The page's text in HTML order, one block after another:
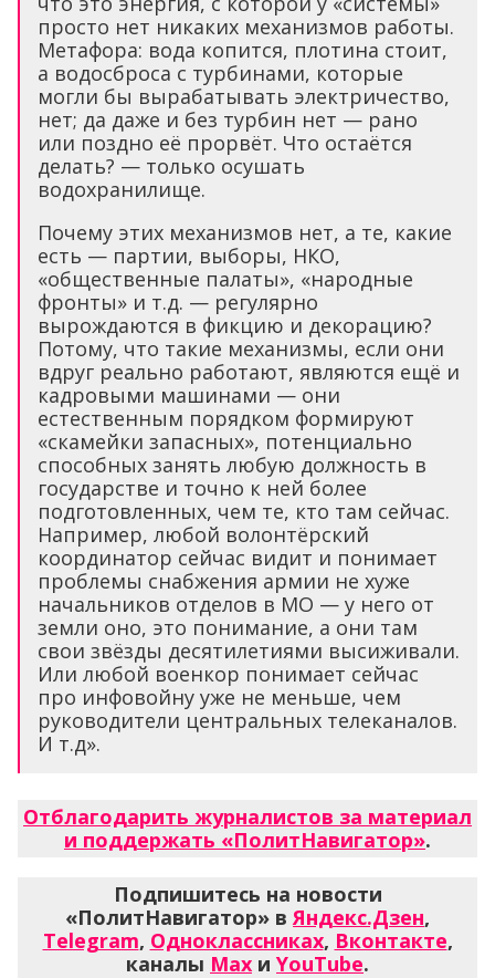
просто нет никаких механизмов работы.
Метафора: вода копится, плотина стоит,
а водосброса с турбинами, которые
могли бы вырабатывать электричество,
нет; да даже и без турбин нет — рано
или поздно её прорвёт. Что остаётся
делать? — только осушать
водохранилище.
Почему этих механизмов нет, а те, какие
есть — партии, выборы, НКО,
«общественные палаты», «народные
фронты» и т.д. — регулярно
вырождаются в фикцию и декорацию?
Потому, что такие механизмы, если они
вдруг реально работают, являются ещё и
кадровыми машинами — они
естественным порядком формируют
«скамейки запасных», потенциально
способных занять любую должность в
государстве и точно к ней более
подготовленных, чем те, кто там сейчас.
Например, любой волонтёрский
координатор сейчас видит и понимает
проблемы снабжения армии не хуже
начальников отделов в МО — у него от
земли оно, это понимание, а они там
свои звёзды десятилетиями высиживали.
Или любой военкор понимает сейчас
про инфовойну уже не меньше, чем
руководители центральных телеканалов.
И т.д».
Отблагодарить журналистов за материал
и поддержать «ПолитНавигатор».
Подпишитесь на новости
«ПолитНавигатор» в Яндекс.Дзен,
Telegram, Одноклассниках, Вконтакте,
каналы Max и YouTube.